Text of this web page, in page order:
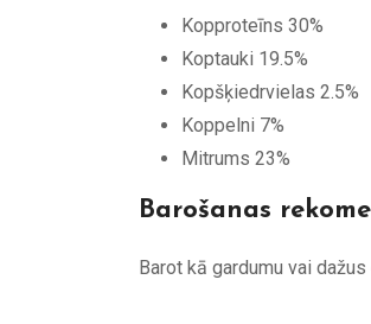
Kopproteīns 30%
Koptauki 19.5%
Kopšķiedrvielas 2.5%
Koppelni 7%
Mitrums 23%
Barošanas
Barot kā gardumu vai